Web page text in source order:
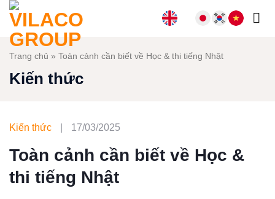
qua
nội
dung
Trang chủ » Toàn cảnh cần biết về Học & thi tiếng Nhật
Kiến thức
Kiến thức 17/03/2025
Toàn cảnh cần biết về Học &
thi tiếng Nhật